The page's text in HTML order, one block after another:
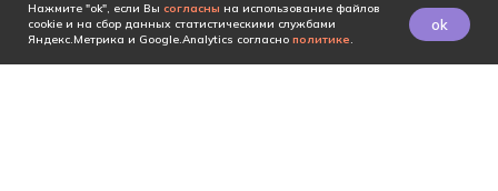
Нажмите "ok", если Вы согласны на использование файлов
cookie и на сбор данных статистическими службами
Яндекс.Метрика и Google.Analytics согласно политике.
ok